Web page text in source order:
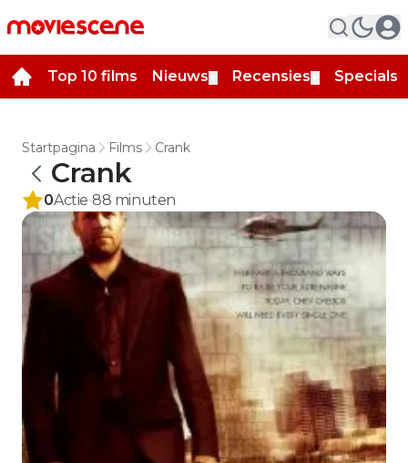
Top 10 films Nieuws Recensies Specials
Startpagina Films Crank
Crank
0Actie 88 minuten